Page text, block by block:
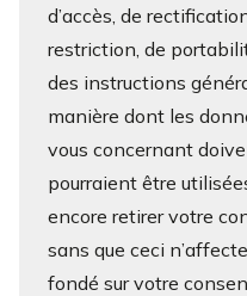
d’accès, de
restriction, de
des instructions
manière dont les
vous concernant
pourraient être
encore retirer votre
sans que ceci
fondé sur votre